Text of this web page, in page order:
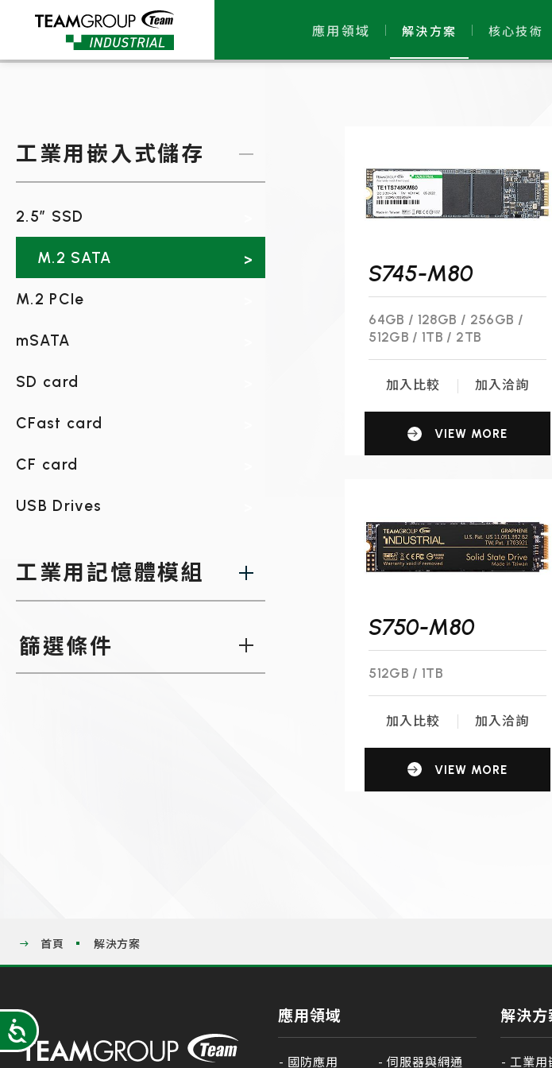
website
Control-
F11
the
with
visual
are
screen
Press
Accessibility
應用領域 解決方案 核心技術
工業用嵌入式儲存
2.5” SSD
M.2 SATA
M.2 PCIe
mSATA
SD card
CFast card
CF card
USB Drives
工業用記憶體模組
篩選條件
S745-M80
64GB / 128GB / 256GB /
512GB / 1TB / 2TB
加入比較 加入洽詢
VIEW MORE
S750-M80
512GB / 1TB
加入比較 加入洽詢
VIEW MORE
首頁 解決方案
應用領域
國防應用 伺服器與網通
解決方
工業用